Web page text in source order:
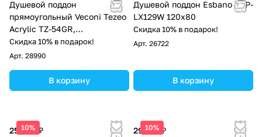
Душевой поддон
прямоугольный Veconi Tezeo
Acrylic TZ-54GR,
1200x900x150, акрил, серый
матовый
Скидка 10% в подарок!
Арт. 28990
В корзину
Душевой поддон Esbano ESP-
LX129W 120х80
Скидка 10% в подарок!
Арт. 26722
В корзину
10%
25 500 ₽
10%
29 179 ₽